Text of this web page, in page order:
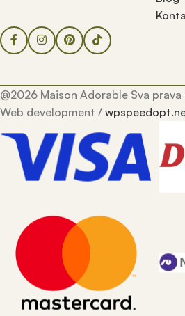
@2026 Maison Adorable Sva prava
Web development /